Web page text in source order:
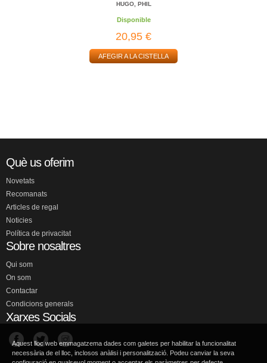
HUGO, PHIL
Disponible
20,95 €
AFEGIR A LA CISTELLA
Què us oferim
Novetats
Recomanats
Articles de regal
Noticies
Política de privacitat
Sobre nosaltres
Qui som
On som
Contactar
Condicions generals
Xarxes Socials
Aquest lloc web emmagatzema dades com galetes per habilitar la funcionalitat
necessària de el lloc, inclosos anàlisi i personalització. Podeu canviar la seva